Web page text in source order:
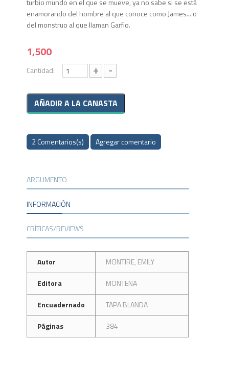
turbio mundo en el que se mueve, ya no sabe si se está
enamorando del hombre al que conoce como James... o
del monstruo al que llaman Garfio.
1,500
Cantidad: + -
2 Comentarios(s) Agregar comentario
ARGUMENTO
INFORMACIÓN
CRÍTICAS/REVIEWS
Autor
MCINTIRE, EMILY
Editora
MONTENA
Encuadernado
TAPA BLANDA
Páginas
384